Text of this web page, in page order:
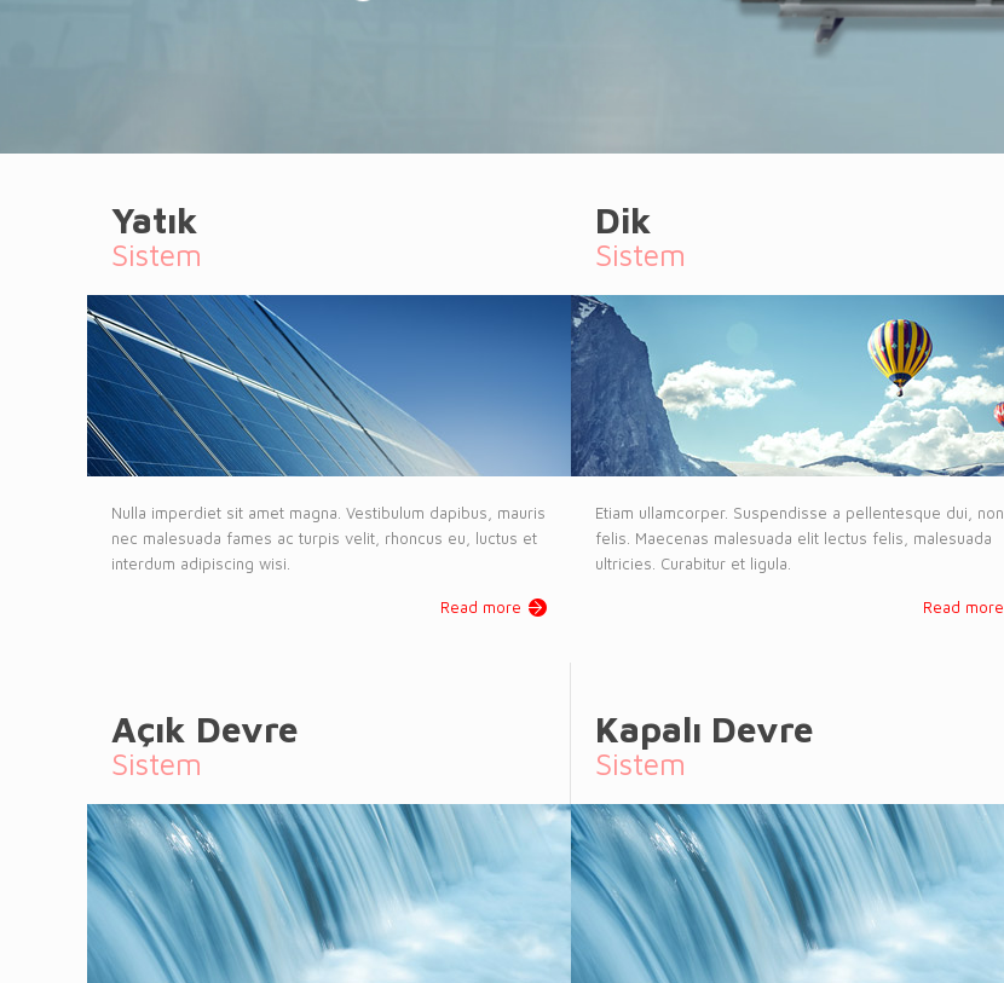
Yatık
Sistem
Nulla imperdiet sit amet magna. Vestibulum dapibus, mauris
nec malesuada fames ac turpis velit, rhoncus eu, luctus et
interdum adipiscing wisi.
Read more
Dik
Sistem
Etiam ullamcorper. Suspendisse a pellentesque dui, non
felis. Maecenas malesuada elit lectus felis, malesuada
ultricies. Curabitur et ligula.
Read more
Açık Devre
Sistem
Kapalı Devre
Sistem